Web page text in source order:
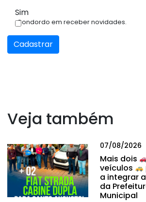
Sim
Condordo em receber novidades.
Cadastrar
Veja também
07/08/2026
Mais dois
veículos
a integrar
da
Municipal